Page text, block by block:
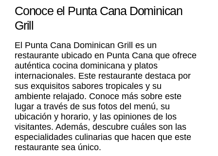
Conoce el Punta Cana Dominican
Grill
El Punta Cana Dominican Grill es un
restaurante ubicado en Punta Cana que ofrece
auténtica cocina dominicana y platos
internacionales. Este restaurante destaca por
sus exquisitos sabores tropicales y su
ambiente relajado. Conoce más sobre este
lugar a través de sus fotos del menú, su
ubicación y horario, y las opiniones de los
visitantes. Además, descubre cuáles son las
especialidades culinarias que hacen que este
restaurante sea único.